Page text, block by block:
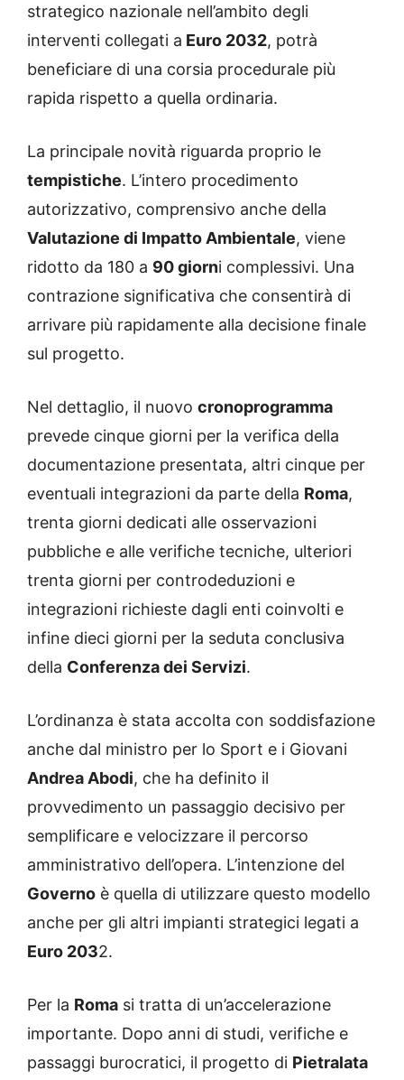
strategico nazionale nell’ambito degli
interventi collegati a Euro 2032, potrà
beneficiare di una corsia procedurale più
rapida rispetto a quella ordinaria.
La principale novità riguarda proprio le
tempistiche. L’intero procedimento
autorizzativo, comprensivo anche della
Valutazione di Impatto Ambientale, viene
ridotto da 180 a 90 giorni complessivi. Una
contrazione significativa che consentirà di
arrivare più rapidamente alla decisione finale
sul progetto.
Nel dettaglio, il nuovo cronoprogramma
prevede cinque giorni per la verifica della
documentazione presentata, altri cinque per
eventuali integrazioni da parte della Roma,
trenta giorni dedicati alle osservazioni
pubbliche e alle verifiche tecniche, ulteriori
trenta giorni per controdeduzioni e
integrazioni richieste dagli enti coinvolti e
infine dieci giorni per la seduta conclusiva
della Conferenza dei Servizi.
L’ordinanza è stata accolta con soddisfazione
anche dal ministro per lo Sport e i Giovani
Andrea Abodi, che ha definito il
provvedimento un passaggio decisivo per
semplificare e velocizzare il percorso
amministrativo dell’opera. L’intenzione del
Governo è quella di utilizzare questo modello
anche per gli altri impianti strategici legati a
Euro 2032.
Per la Roma si tratta di un’accelerazione
importante. Dopo anni di studi, verifiche e
passaggi burocratici, il progetto di Pietralata